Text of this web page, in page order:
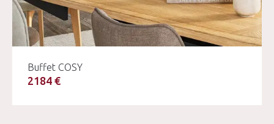
Buffet COSY
2184 €